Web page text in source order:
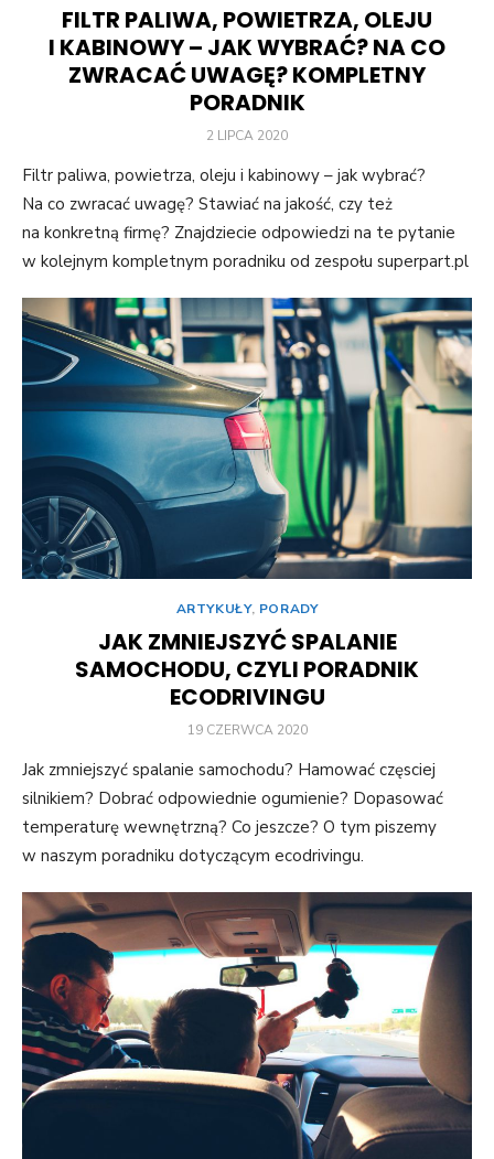
FILTR PALIWA, POWIETRZA, OLEJU
I KABINOWY – JAK WYBRAĆ? NA CO
ZWRACAĆ UWAGĘ? KOMPLETNY
PORADNIK
POSTED
2 LIPCA 2020
Filtr paliwa, powietrza, oleju i kabinowy – jak wybrać?
Na co zwracać uwagę? Stawiać na jakość, czy też
na konkretną firmę? Znajdziecie odpowiedzi na te pytanie
w kolejnym kompletnym poradniku od zespołu superpart.pl
ARTYKUŁY, PORADY
JAK ZMNIEJSZYĆ SPALANIE
SAMOCHODU, CZYLI PORADNIK
ECODRIVINGU
POSTED
19 CZERWCA 2020
Jak zmniejszyć spalanie samochodu? Hamować częsciej
silnikiem? Dobrać odpowiednie ogumienie? Dopasować
temperaturę wewnętrzną? Co jeszcze? O tym piszemy
w naszym poradniku dotyczącym ecodrivingu.